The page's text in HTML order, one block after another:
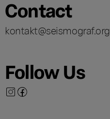
Contact
kontakt@seismograf.org
Follow Us